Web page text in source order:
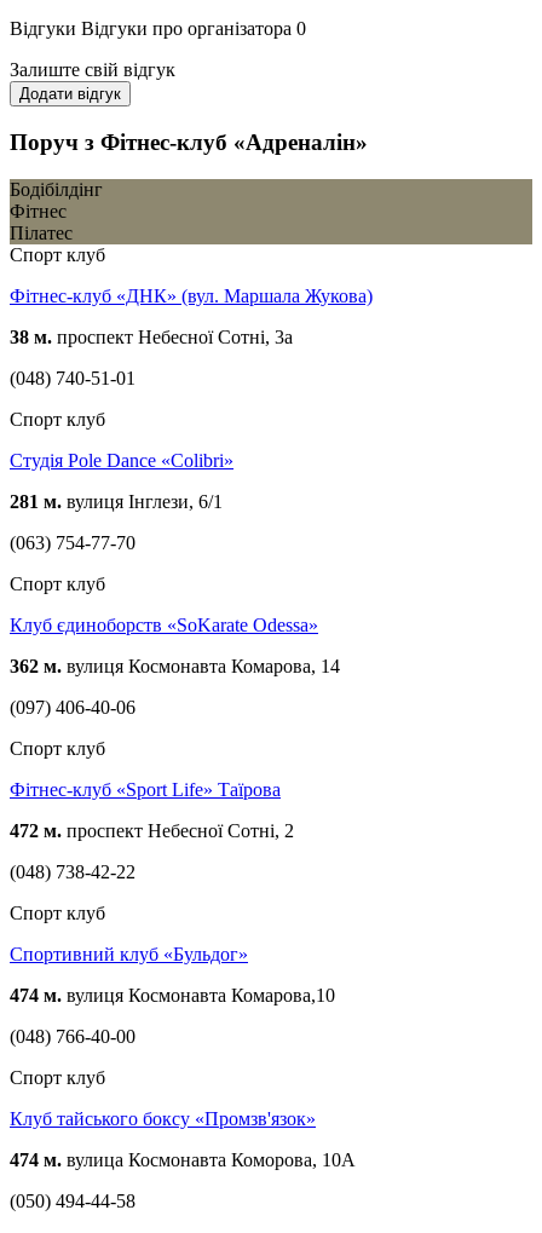
Відгуки Відгуки про організатора 0
Залиште свій відгук
Додати відгук
Поруч з Фітнес-клуб «Адреналін»
Бодібілдінг
Фітнес
Пілатес
Спорт клуб
Фітнес-клуб «ДНК» (вул. Маршала Жукова)
38 м. проспект Небесної Сотні, 3а
(048) 740-51-01
Спорт клуб
Студія Pole Dance «Colibri»
281 м. вулиця Інглези, 6/1
(063) 754-77-70
Спорт клуб
Клуб єдиноборств «SoKarate Odessa»
362 м. вулиця Космонавта Комарова, 14
(097) 406-40-06
Спорт клуб
Фітнес-клуб «Sport Life» Таїрова
472 м. проспект Небесної Cотні, 2
(048) 738-42-22
Спорт клуб
Спортивний клуб «Бульдог»
474 м. вулиця Космонавта Комарова,10
(048) 766-40-00
Спорт клуб
Клуб тайського боксу «Промзв'язок»
474 м. вулица Космонавта Коморова, 10А
(050) 494-44-58